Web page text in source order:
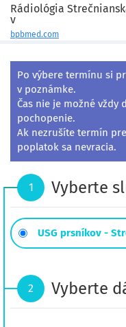
Rádiológia
v
bpbmed.com
Po výbere termínu si
v poznámke.
Čas nie je možné vždy
pochopenie.
Ak nezrušíte termín
poplatok sa nevracia.
1 Vyberte
USG prsníkov -
2 Vyberte